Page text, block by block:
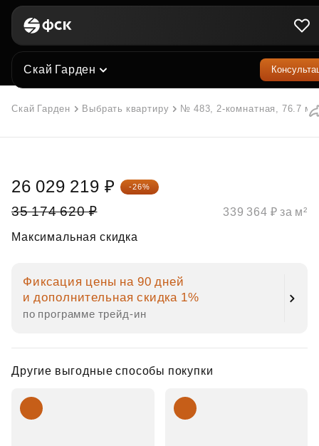
Скай Гарден
Скай Гарден Выбрать квартиру № 483, 2-комнатная, 76.7 м²
35 174 620 ₽
26 029 219 ₽ -26%
Максимальная скидка
Фиксация цены на 90 дней
и дополнительная скидка 1%
по программе трейд‑ин
Другие выгодные способы покупки
339 364 ₽ за м²